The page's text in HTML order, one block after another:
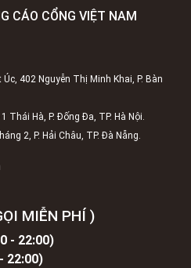
CÁO CỔNG VIỆT NAM
402 Nguyễn Thị Minh Khai, P. Bàn
Thái Hà, P. Đống Đa, TP. Hà Nội.
2, P. Hải Châu, TP. Đà Nẵng.
MIỄN PHÍ )
- 22:00)
22:00)